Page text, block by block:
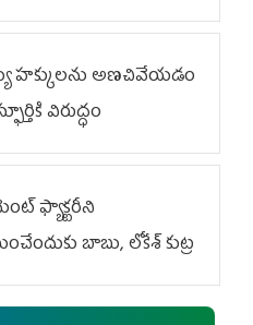
హక్కులను అణచివేయడం
విరుద్ధం
ఫ్యాక్టరీని
బాబు, లోకేశ్ కుట్ర